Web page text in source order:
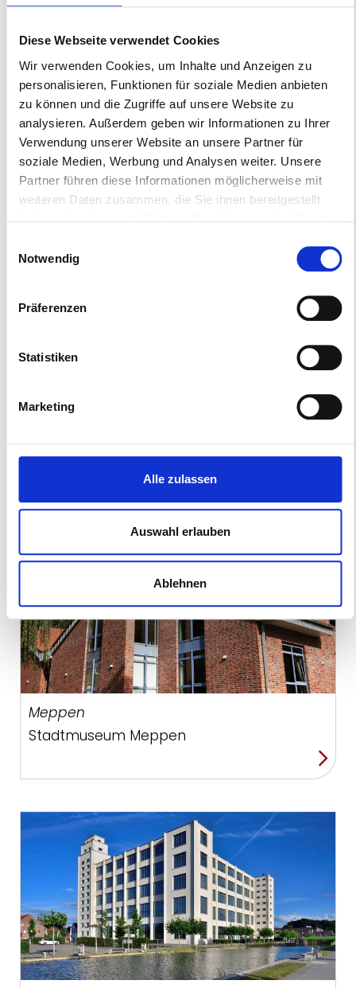
Diese Webseite verwendet Cookies
Wir verwenden Cookies, um Inhalte und Anzeigen zu
personalisieren, Funktionen für soziale Medien anbieten
zu können und die Zugriffe auf unsere Website zu
analysieren. Außerdem geben wir Informationen zu Ihrer
Verwendung unserer Website an unsere Partner für
soziale Medien, Werbung und Analysen weiter. Unsere
Partner führen diese Informationen möglicherweise mit
weiteren Daten zusammen, die Sie ihnen bereitgestellt
Notwendig
Präferenzen
Statistiken
Marketing
Alle zulassen
Auswahl erlauben
Ablehnen
Burgdorf
Stadtmuseum Burgdorf
Stadtmuseum im M2K Wolfsburg
Meppen
Stadtmuseum Meppen